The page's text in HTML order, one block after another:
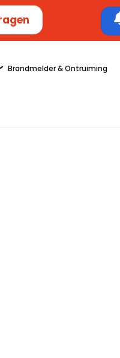
Brandmelder & Ontruiming